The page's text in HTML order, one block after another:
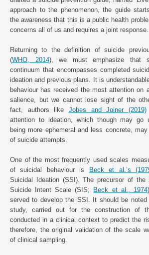
approach to the phenomenon, the guide
the awareness that this is a public health
concerns all of us and requires a joint response.
Returning to the definition of suicide
(WHO, 2014), we must emphasize that
continuum that encompasses completed
ideation and previous plans. It is
behaviour has received the most attention on
salience, but we cannot lose sight of the
fact, authors like Jobes and Joiner (2019)
attention to ideation, which though may go
being more ephemeral and less concrete,
of suicide attempts.
One of the most frequently used scales
of suicidal behaviour is Beck et al.’s
Suicidal Ideation (SSI). The precursor of
Suicide Intent Scale (SIS; Beck et al., 1974
served to develop the SSI. It should be
study, carried out for the construction of
conducted in a clinical context to predict the
therefore, the original validation of the scale
of clinical sampling.